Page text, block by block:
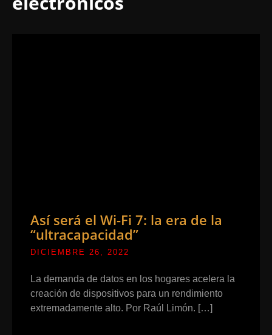
Así será el Wi-Fi 7: la era de la
“ultracapacidad”
DICIEMBRE 26, 2022
La demanda de datos en los hogares acelera la
creación de dispositivos para un rendimiento
extremadamente alto. Por Raúl Limón. […]